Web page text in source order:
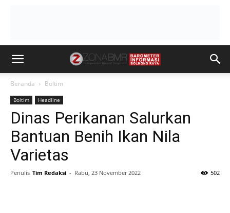
Beranda Boltim
Boltim Headline
Dinas Perikanan Salurkan
Bantuan Benih Ikan Nila
Varietas
Penulis Tim Redaksi - Rabu, 23 November 2022 502